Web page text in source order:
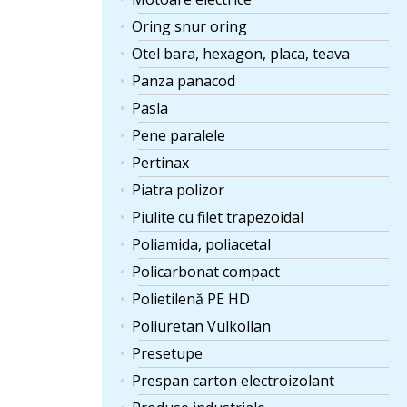
Oring snur oring
Otel bara, hexagon, placa, teava
Panza panacod
Pasla
Pene paralele
Pertinax
Piatra polizor
Piulite cu filet trapezoidal
Poliamida, poliacetal
Policarbonat compact
Polietilenă PE HD
Poliuretan Vulkollan
Presetupe
Prespan carton electroizolant